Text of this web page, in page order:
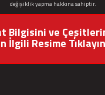
değişiklik yapma hakkına sahiptir.
Bilgisini ve
İlgili Resime